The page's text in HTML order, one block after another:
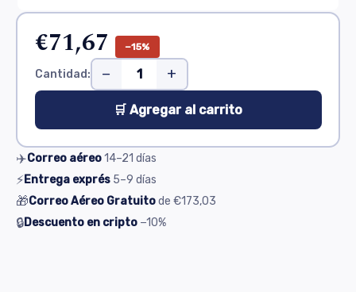
€71,67 −15%
Cantidad: − +
🛒 Agregar al carrito
✈️Correo aéreo14–21 días
⚡Entrega exprés 5–9 días
🎁Correo Aéreo Gratuitode €173,03
🔒Descuento en cripto −10%